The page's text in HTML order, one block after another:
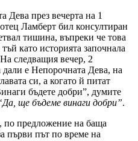
Дева през вечерта на 1
Ламберт бил консултиран
тишина, въпреки че това
като историята започнала
На следващия вечер, 2
е Непорочната Дева, на
си, а когато й питат
бъдете добри”, думите
ще бъдеме винаги добри”.
по предложение на баща
първи път по време на